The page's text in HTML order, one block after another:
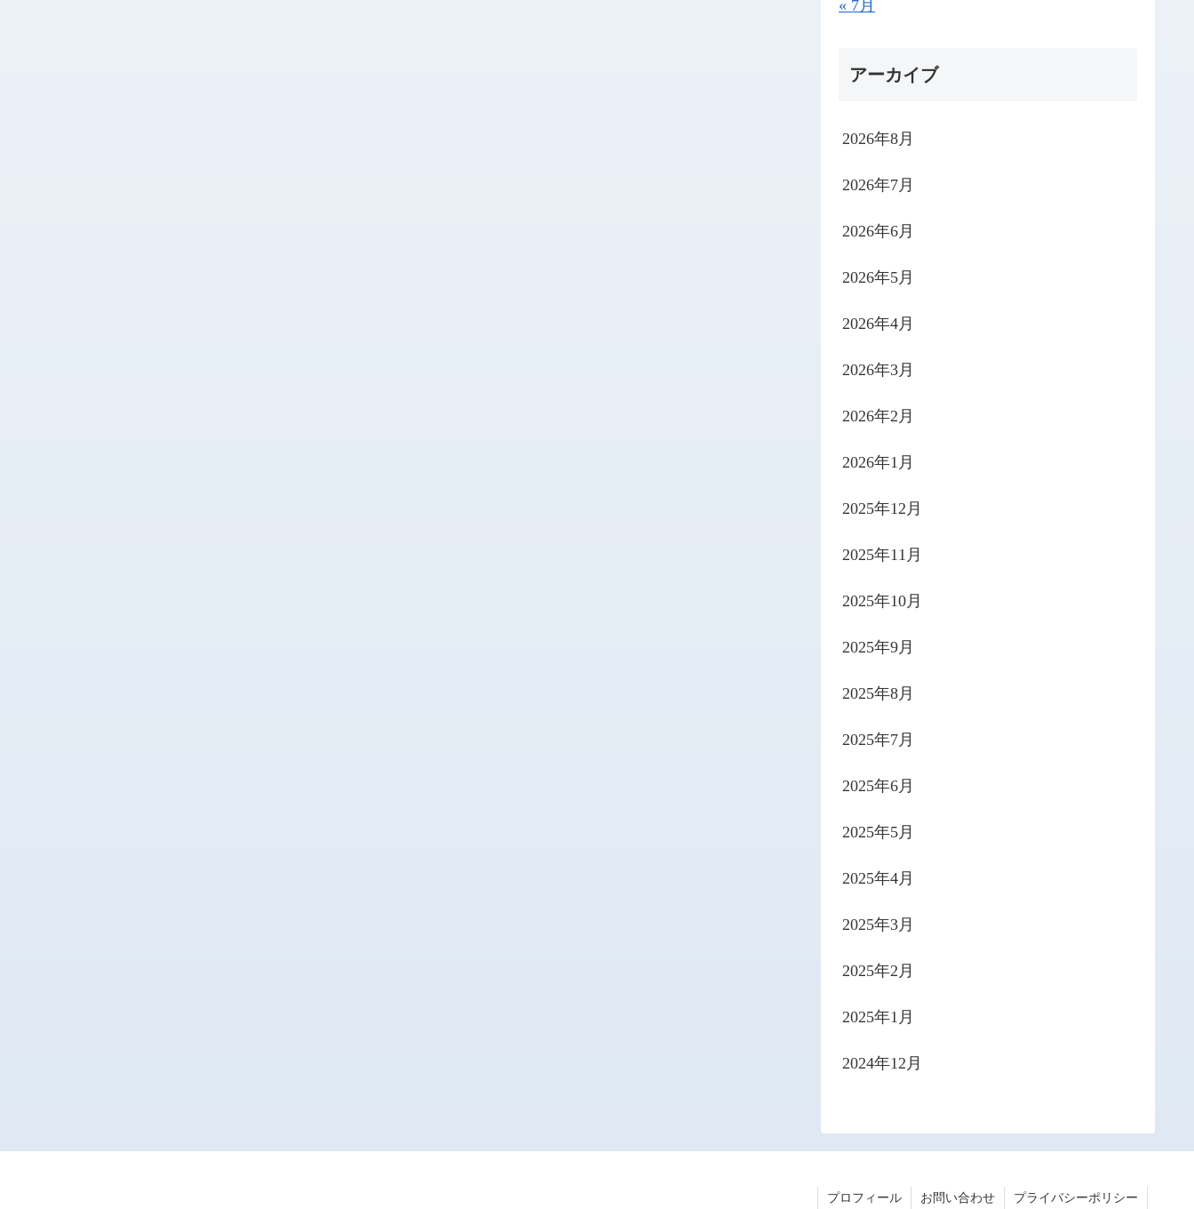
« 7月
アーカイブ
2026年8月
2026年7月
2026年6月
2026年5月
2026年4月
2026年3月
2026年2月
2026年1月
2025年12月
2025年11月
2025年10月
2025年9月
2025年8月
2025年7月
2025年6月
2025年5月
2025年4月
2025年3月
2025年2月
2025年1月
2024年12月
プロフィール お問い合わせ プライバシーポリシー